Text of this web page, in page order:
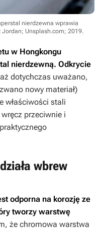
nierdzewna wprawia
Jordan; Unsplash.com; 2019.
w Hongkongu
nierdzewną. Odkrycie
dotychczas uważano,
nowy materiał)
właściwości stali
przeciwnie i
wbrew
odporna na korozję ze
tworzy warstwę
że chromowa warstwa